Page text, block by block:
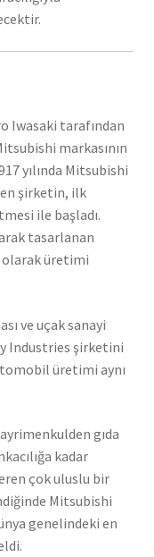
Iwasaki tarafından
markasının
yılında Mitsubishi
şirketin, ilk
ile başladı.
tasarlanan
üretimi
ve uçak sanayi
Industries şirketini
üretimi aynı
gıda
kadar
çok uluslu bir
Mitsubishi
genelindeki en